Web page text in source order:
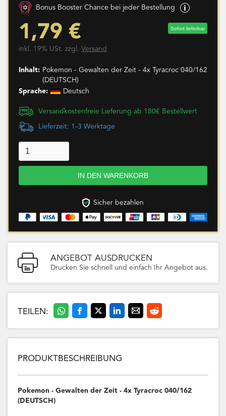
Bonus Booster Chance bei jeder Bestellung
1,79 € Sofort lieferbar
inkl. 19% USt. zzgl. Versand
Inhalt: Pokemon - Gewalten der Zeit - 4x Tyracroc 040/162
(DEUTSCH)
Sprache:
Deutsch
Versandkostenfreie Lieferung ab 180€ Bestellwert
Lieferzeit: 1-3 Werktage
Sicher bezahlen
ANGEBOT AUSDRUCKEN
Drucken Sie schnell und einfach Ihr Angebot aus.
TEILEN:
PRODUKTBESCHREIBUNG
Pokemon - Gewalten der Zeit - 4x Tyracroc 040/162
(DEUTSCH)